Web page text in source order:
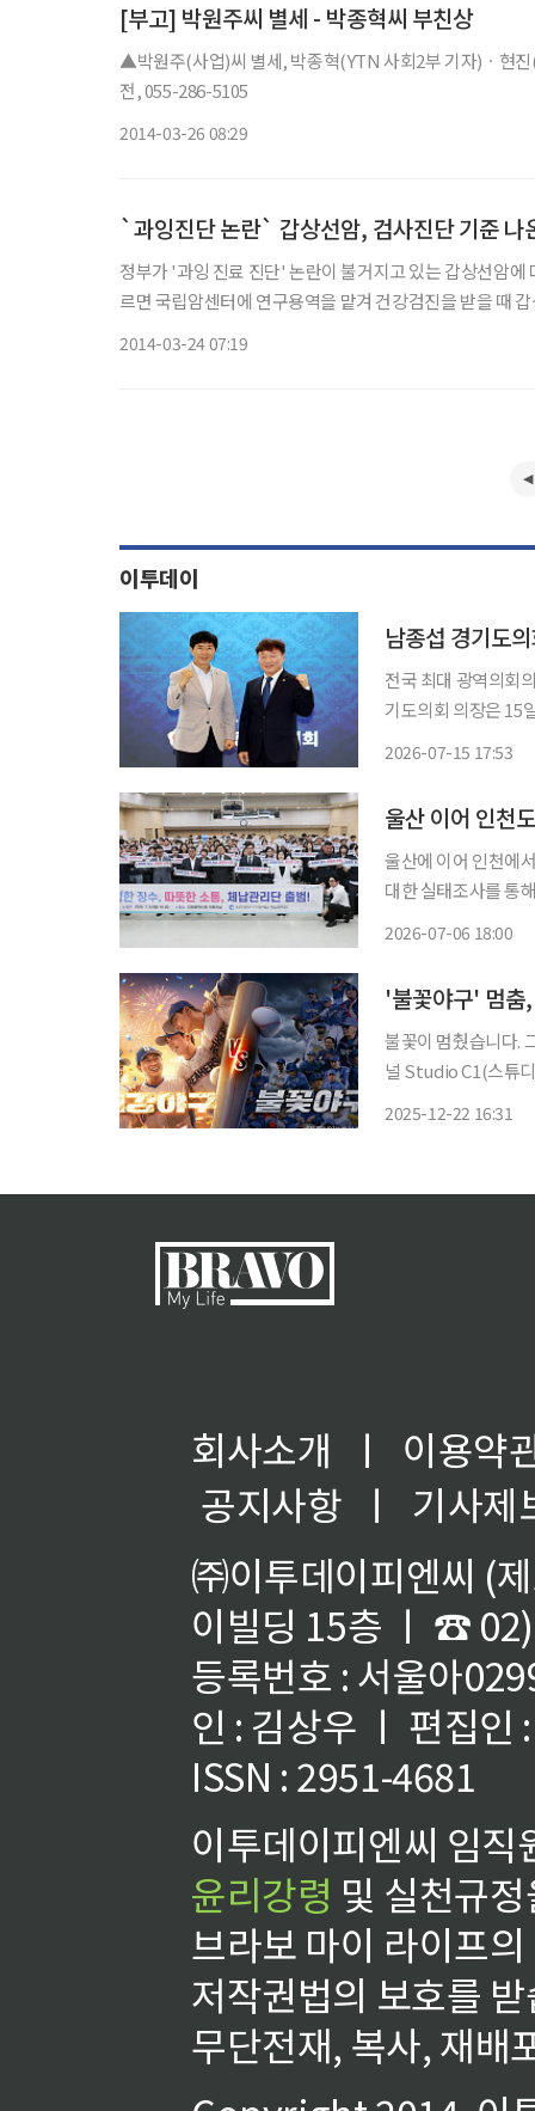
[부고] 박원주씨 별세 - 박종혁씨 부친상
▲박원주(사업)씨 별세, 박종혁(YTN 사회2부 기자)ㆍ현
전, 055-286-5105
2014-03-26 08:29
`과잉진단 논란` 갑상선암, 검사진단 기준 나
정부가 '과잉 진료 진단' 논란이 불거지고 있는 갑상선암에 대한 검사 가이드라인을
르면 국립암센터에 연구용역을 맡겨 건강검진을 받을 때 갑
2014-03-24 07:19
이투데이
전국 최대 광역의회의
기도의회 의장은 15
2026-07-15 17:53
울산 이어 인천
울산에 이어 인천에
대한 실태조사를 통해
2026-07-06 18:00
'불꽃야구' 멈
불꽃이 멈췄습니다. 그야말로 강제 중지죠.
널 Studio C1(스튜
2025-12-22 16:31
회사소개 ㅣ
이용약
공지사항
ㅣ
기사제
㈜이투데이피엔씨 (
이빌딩 15층 ㅣ ☎
등록번호 : 서울아
인 : 김상우 ㅣ 편집인
ISSN : 2951-4681
이투데이피엔씨 임
윤리강령 및 실천규
브라보 마이 라이프
저작권법의 보호를
무단전재, 복사, 재배